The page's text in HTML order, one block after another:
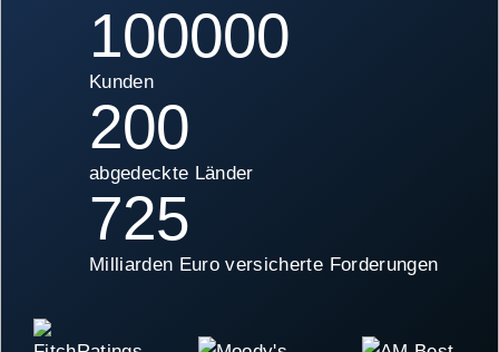
100000
Kunden
200
abgedeckte Länder
725
Milliarden Euro versicherte Forderungen